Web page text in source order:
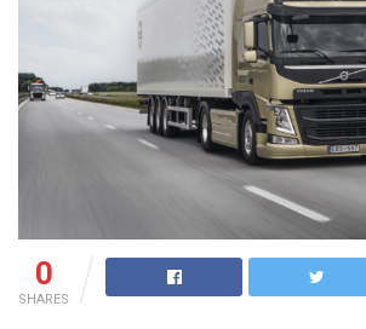
0
SHARES